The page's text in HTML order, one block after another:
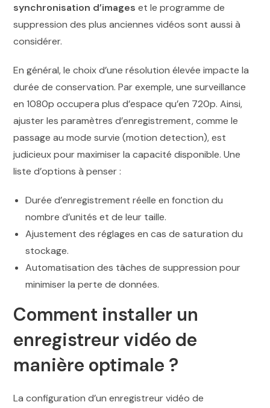
synchronisation d’images et le programme de
suppression des plus anciennes vidéos sont aussi à
considérer.
En général, le choix d’une résolution élevée impacte la
durée de conservation. Par exemple, une surveillance
en 1080p occupera plus d’espace qu’en 720p. Ainsi,
ajuster les paramètres d’enregistrement, comme le
passage au mode survie (motion detection), est
judicieux pour maximiser la capacité disponible. Une
liste d’options à penser :
Durée d’enregistrement réelle en fonction du
nombre d’unités et de leur taille.
Ajustement des réglages en cas de saturation du
stockage.
Automatisation des tâches de suppression pour
minimiser la perte de données.
Comment installer un
enregistreur vidéo de
manière optimale ?
La configuration d’un enregistreur vidéo de